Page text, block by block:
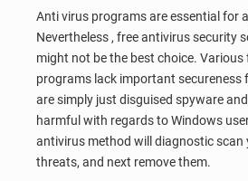
Anti virus programs are essential for
Nevertheless , free antivirus security
might not be the best choice. Various
programs lack important secureness
are simply just disguised spyware
harmful with regards to Windows
antivirus method will diagnostic scan
threats, and next remove them.